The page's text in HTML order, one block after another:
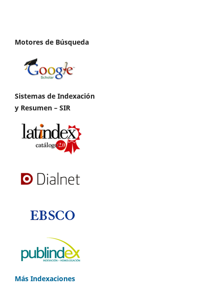
Motores de Búsqueda
Sistemas de Indexación
y Resumen – SIR
Más Indexaciones